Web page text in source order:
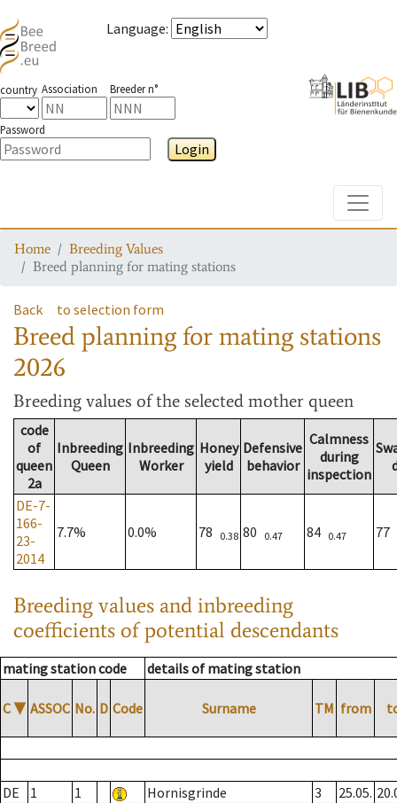
Language:
country Association Breeder n°
Password
Login
Home
Breeding Values
Breed planning for mating stations
Back to selection form
Breed planning for mating stations
2026
Breeding values of the selected mother queen
code
of
queen
2a
Inbreeding
Queen
Inbreeding
Worker
Honey
yield
Defensive
behavior
Calmness
during
inspection
DE-7-
166-
23-
2014
7.7% 0.0% 78 0.38 80 0.47 84 0.47 77
Breeding values and inbreeding
coefficients of potential descendants
mating station code details of mating station
C ▼ ASSOC No. D Code Surname TM from
DE 1 1 Hornisgrinde 3 25.05.